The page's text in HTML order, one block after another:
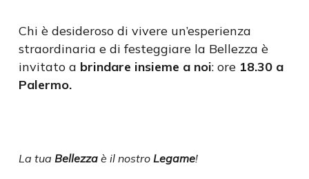
Chi è desideroso di vivere un’esperienza
straordinaria e di festeggiare la Bellezza è
invitato a brindare insieme a noi: ore 18.30 a
Palermo.
La tua Bellezzaè il nostro Legame!